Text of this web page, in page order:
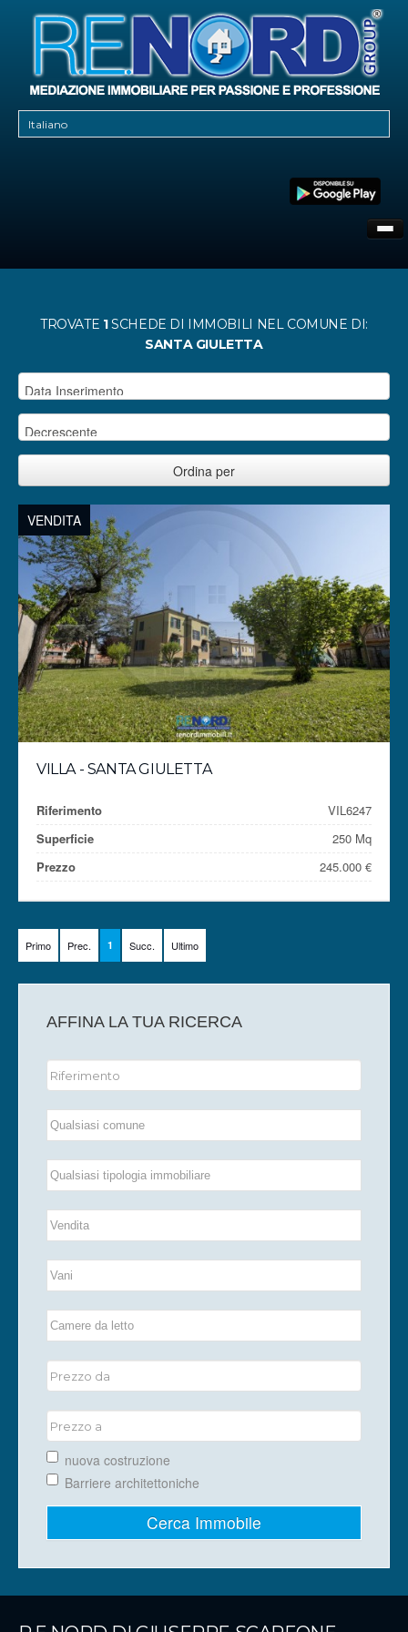
TROVATE 1SCHEDE DI IMMOBILI NEL COMUNE DI:
SANTA GIULETTA
VENDITA
VILLA - SANTA GIULETTA
Riferimento
VIL6247
Superficie
250 Mq
Prezzo
245.000 €
Primo Prec. 1 Succ. Ultimo
AFFINA LA TUA RICERCA
nuova costruzione
Barriere architettoniche
Cerca Immobile